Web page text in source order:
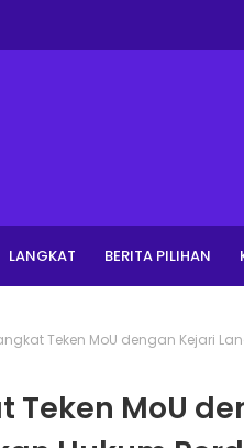
LANGKAT BERITA PILIHAN
Teken MoU dengan Kejari
Teken MoU